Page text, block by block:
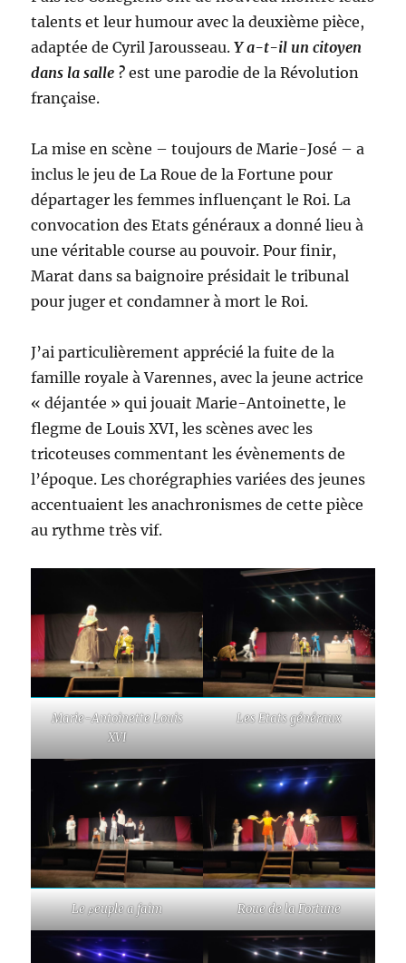
talents et leur humour avec la deuxième pièce,
adaptée de Cyril Jarousseau.Y a-t-il un citoyen
dans la salle ?est une parodie de la Révolution
française.
La mise en scène – toujours de Marie-José – a
inclus le jeu de La Roue de la Fortune pour
départager les femmes influençant le Roi. La
convocation des Etats généraux a donné lieu à
une véritable course au pouvoir. Pour finir,
Marat dans sa baignoire présidait le tribunal
pour juger et condamner à mort le Roi.
J’ai particulièrement apprécié la fuite de la
famille royale à Varennes, avec la jeune actrice
« déjantée » qui jouait Marie-Antoinette, le
flegme de Louis XVI, les scènes avec les
tricoteuses commentant les évènements de
l’époque. Les chorégraphies variées des jeunes
accentuaient les anachronismes de cette pièce
au rythme très vif.
Marie-Antoinette Louis
XVI
Les Etats généraux
Lepeuple a faim Roue de la Fortune